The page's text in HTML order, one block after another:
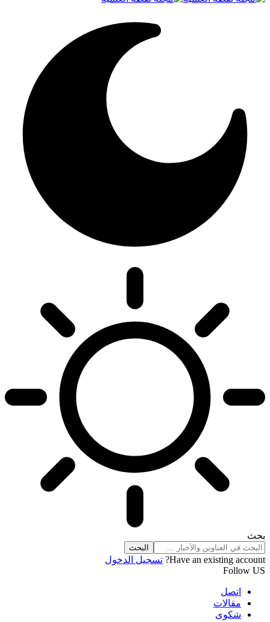
بحث
Have an existing account?
تسجيل الدخول
Follow US
اتصل
مقالات
شكوى